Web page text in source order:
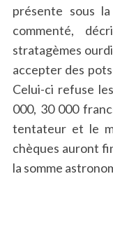
présente sous
commenté,
stratagèmes
accepter des
Celui-ci refuse
000, 30 000
tentateur et le
chèques auront
la somme